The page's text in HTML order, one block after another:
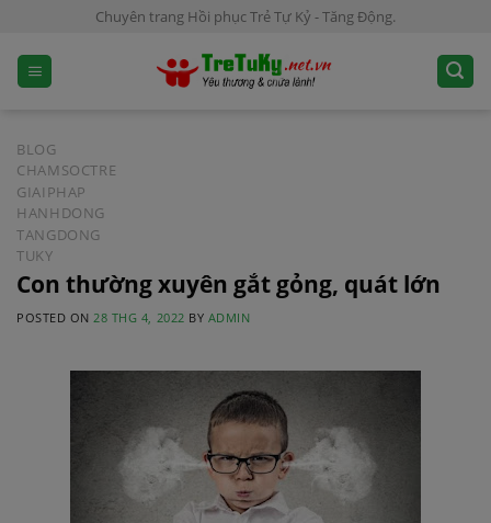
Chuyên trang Hồi phục Trẻ Tự Kỷ - Tăng Động.
BLOG
CHAMSOCTRE
GIAIPHAP
HANHDONG
TANGDONG
TUKY
Con thường xuyên gắt gỏng, quát lớn
POSTED ON 28 THG 4, 2022 BY ADMIN